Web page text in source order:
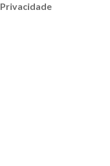
Privacidade